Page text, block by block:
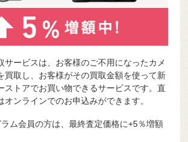
サービスは、お客様のご不用になったカメ
買取し、お客様がその買取金額を使って新
ストアでお買い物できるサービスです。直
オンラインでのお申込みができます。
ム会員の方は、最終査定価格に+5％増額